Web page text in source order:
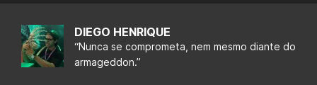
DIEGO HENRIQUE
“Nunca se comprometa, nem mesmo diante do
armageddon.”